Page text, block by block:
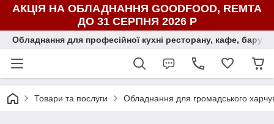
АКЦІЯ НА ОБЛАДНАННЯ GOODFOOD, REMTA
ДО 31 СЕРПНЯ 2026 Р
Обладнання для професійної кухні ресторану, кафе, бару,
Товари та послуги Обладнання для громадського